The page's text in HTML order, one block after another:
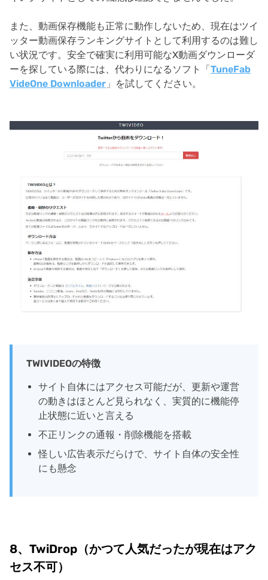
また、動画保存機能も正常に動作しないため、現在はツイ
ッター動画保存ランキングサイトとして利用するのは難し
い状況です。安全で確実に利用可能なX動画ダウンローダ
ーを探している際には、代わりになるソフト「TuneFab
VideOne Downloader 」を試してください。
TWIVIDEOの特徴
サイト自体にはアクセス可能だが、更新や運営
の動きはほとんど見られなく、実質的に機能停
止状態に近いと言える
不正リンクの通報・削除機能を搭載
怪しい広告表示だらけで、サイト自体の安全性
にも懸念
8、TwiDrop（かつて人気だったが現在はアク
セス不可）